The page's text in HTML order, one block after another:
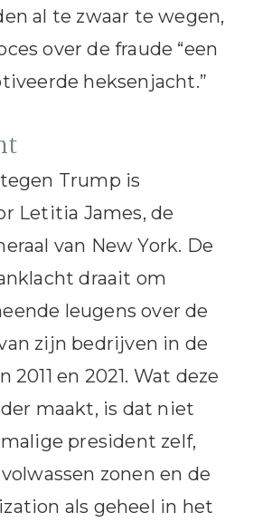
al te zwaar te wegen,
over de fraude “een
heksenjacht.”
Trump is
Letitia James, de
van New York. De
draait om
leugens over de
zijn bedrijven in de
2011 en 2021. Wat deze
maakt, is dat niet
president zelf,
zonen en de
als geheel in het